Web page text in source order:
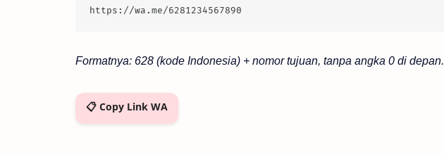
https://wa.me/6281234567890
Formatnya: 628 (kode Indonesia) + nomor tujuan, tanpa angka 0 di depan.
📋 Copy Link WA